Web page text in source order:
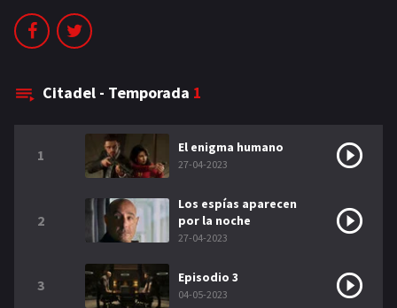
HBO MAX
AMAZON PRIME
2023 2022
2019 2018
2001
Citadel - Temporada 1
1 El enigma humano
27-04-2023
2
Los espías aparecen
por la noche
27-04-2023
3 Episodio 3
04-05-2023